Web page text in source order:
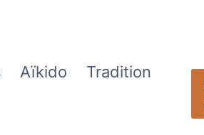
Aïkido Tradition